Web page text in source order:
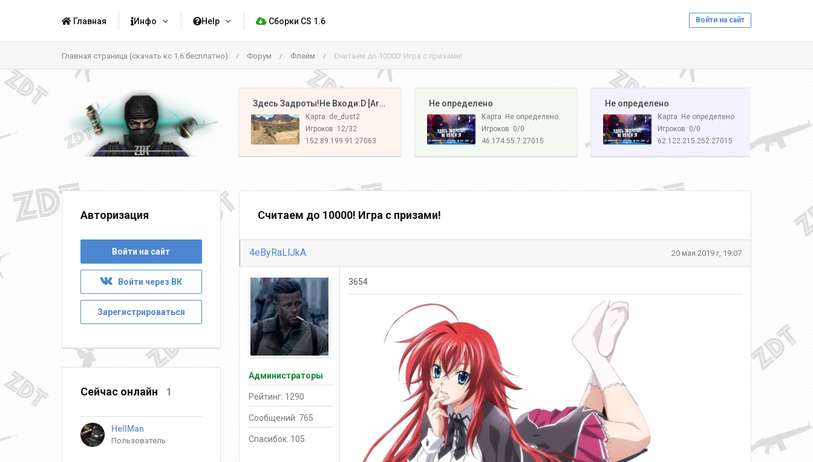
Войти на сайт
Главная Инфо Help Сборки CS 1.6
Главная страница (скачать кс 1.6 бесплатно) / Форум / Флейм / Считаем до 10000! Игра с призами!
️ Здесь Задроты!Не Входи:D [Army#1]
Карта: de_dust2
Игроков: 12/32
152.89.199.91:27063
️ Не определено
Карта: Не определено
Игроков: 0/0
46.174.55.7:27015
️ Не определено
Карта: Не определено
Игроков: 0/0
62.122.215.252:27015
Считаем до 10000! Игра с призами!
4eByRaLlJkA. 20 мая 2019 г, 19:07
Администраторы
Рейтинг: 1290
Сообщений: 765
Спасибок: 105
3654
Авторизация
Войти на сайт
Войти через ВК
Зарегистрироваться
Сейчас онлайн 1
HellMan
Пользователь